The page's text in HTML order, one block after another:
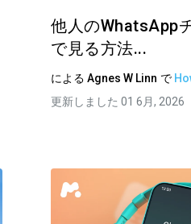
他人のWhatsApp
で見る方法...
によるAgnes W Linn で
更新しました 01 6月, 2026